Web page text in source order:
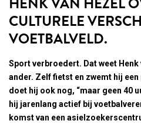
CULTURELE
VOETBALVELD.
Sport verbroedert. Dat weet Henk
ander. Zelf fietst en zwemt hij een
doet hij ook nog, “maar geen 40
hij jarenlang actief bij
komst van een